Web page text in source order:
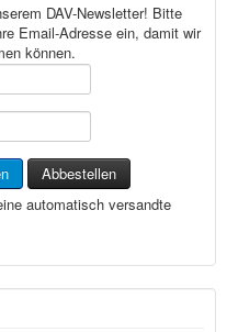
DAV-Newsletter! Bitte
Email-Adresse ein, damit wir
können.
automatisch versandte